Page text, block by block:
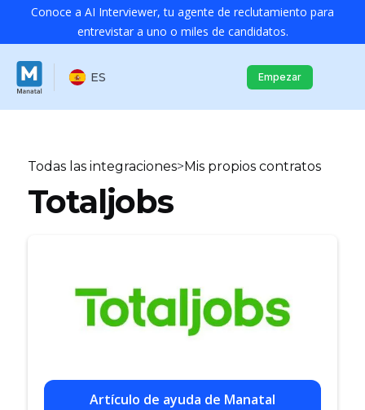
Conoce a AI Interviewer, tu agente de reclutamiento para
entrevistar a uno o miles de candidatos.
ES Empezar
Todas las integraciones>Mis propios contratos
Totaljobs
Artículo de ayuda de Manatal